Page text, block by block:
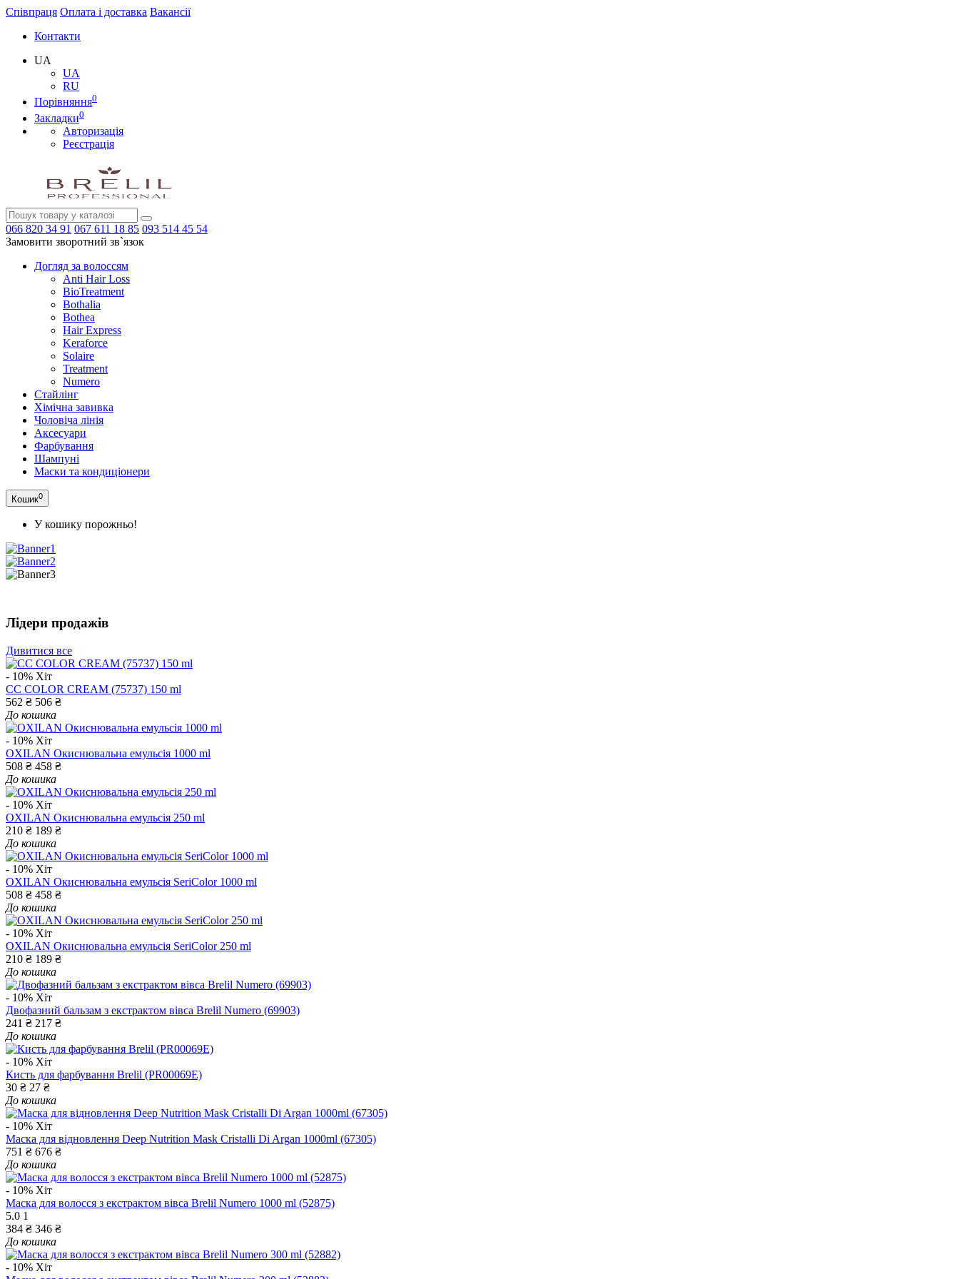
Співпраця Оплата і доставка Вакансії
Контакти
UA
UA
RU
Порівняння0
Закладки0
Авторизація
Реєстрація
066 820 34 91 067 611 18 85 093 514 45 54
Замовити зворотний зв`язок
Догляд за волоссям
Anti Hair Loss
BioTreatment
Bothalia
Bothea
Hair Express
Keraforce
Solaire
Treatment
Numero
Стайлінг
Хімічна завивка
Чоловіча лінія
Аксесуари
Фарбування
Шампуні
Маски та кондиціонери
Кошик0
У кошику порожньо!
Лідери продажів
Дивитися все
- 10% Хіт
CC COLOR CREAM (75737) 150 ml
562 ₴ 506 ₴
До кошика
- 10% Хіт
OXILAN Окиснювальна емульсія 1000 ml
508 ₴ 458 ₴
До кошика
- 10% Хіт
OXILAN Окиснювальна емульсія 250 ml
210 ₴ 189 ₴
До кошика
- 10% Хіт
OXILAN Окиснювальна емульсія SeriColor 1000 ml
508 ₴ 458 ₴
До кошика
- 10% Хіт
OXILAN Окиснювальна емульсія SeriColor 250 ml
210 ₴ 189 ₴
До кошика
- 10% Хіт
Двофазний бальзам з екстрактом вівса Brelil Numero (69903)
241 ₴ 217 ₴
До кошика
- 10% Хіт
Кисть для фарбування Brelil (PR00069E)
30 ₴ 27 ₴
До кошика
- 10% Хіт
Маска для відновлення Deep Nutrition Mask Cristalli Di Argan 1000ml (67305)
751 ₴ 676 ₴
До кошика
- 10% Хіт
Маска для волосся з екстрактом вівса Brelil Numero 1000 ml (52875)
5.0 1
384 ₴ 346 ₴
До кошика
- 10% Хіт